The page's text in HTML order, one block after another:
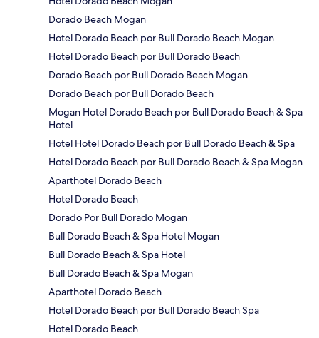
Dorado Beach Mogan
Hotel Dorado Beach por Bull Dorado Beach Mogan
Hotel Dorado Beach por Bull Dorado Beach
Dorado Beach por Bull Dorado Beach Mogan
Dorado Beach por Bull Dorado Beach
Mogan Hotel Dorado Beach por Bull Dorado Beach & Spa
Hotel
Hotel Hotel Dorado Beach por Bull Dorado Beach & Spa
Hotel Dorado Beach por Bull Dorado Beach & Spa Mogan
Aparthotel Dorado Beach
Hotel Dorado Beach
Dorado Por Bull Dorado Mogan
Bull Dorado Beach & Spa Hotel Mogan
Bull Dorado Beach & Spa Hotel
Bull Dorado Beach & Spa Mogan
Aparthotel Dorado Beach
Hotel Dorado Beach por Bull Dorado Beach Spa
Hotel Dorado Beach